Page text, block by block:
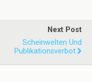
Next Post
Scheinwelten Und
Publikationsverbot